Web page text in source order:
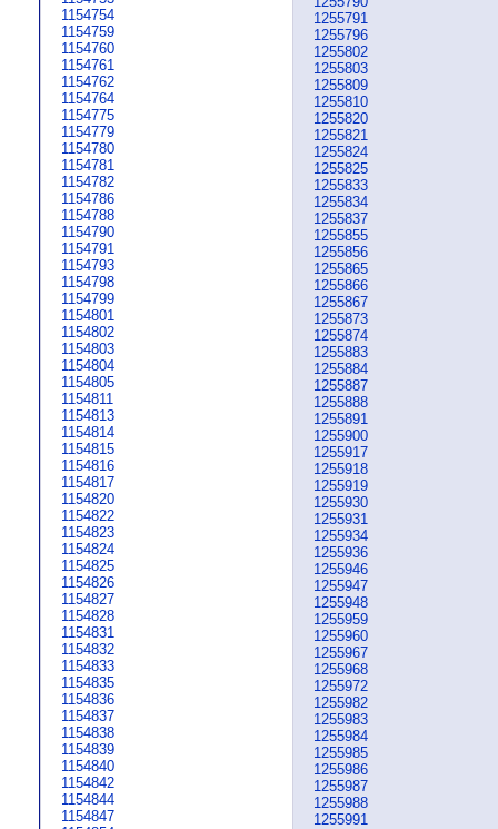
1154754
1154759
1154760
1154761
1154762
1154764
1154775
1154779
1154780
1154781
1154782
1154786
1154788
1154790
1154791
1154793
1154798
1154799
1154801
1154802
1154803
1154804
1154805
1154811
1154813
1154814
1154815
1154816
1154817
1154820
1154822
1154823
1154824
1154825
1154826
1154827
1154828
1154831
1154832
1154833
1154835
1154836
1154837
1154838
1154839
1154840
1154842
1154844
1154847
1255791
1255796
1255802
1255803
1255809
1255810
1255820
1255821
1255824
1255825
1255833
1255834
1255837
1255855
1255856
1255865
1255866
1255867
1255873
1255874
1255883
1255884
1255887
1255888
1255891
1255900
1255917
1255918
1255919
1255930
1255931
1255934
1255936
1255946
1255947
1255948
1255959
1255960
1255967
1255968
1255972
1255982
1255983
1255984
1255985
1255986
1255987
1255988
1255991